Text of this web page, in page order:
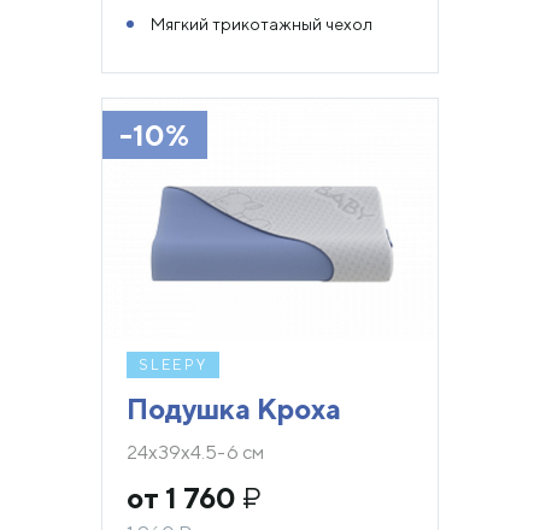
Мягкий трикотажный чехол
-10%
SLEEPY
Подушка Кроха
24х39х4.5-6 см
от 1 760 ₽